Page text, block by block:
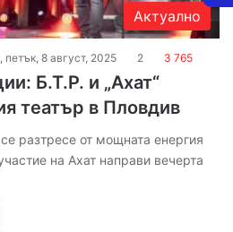
Актуално
петък, 8 август, 2025 2 3 765
Б.Т.Р. и „Ахат“
театър в Пловдив
разтресе от мощната енергия
на Ахат направи вечерта